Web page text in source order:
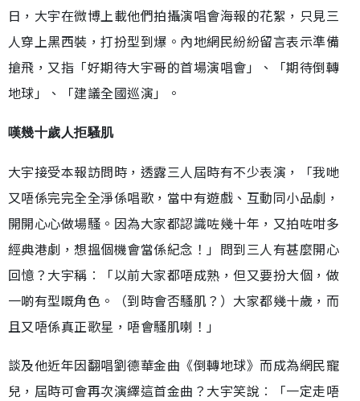
日，大宇在微博上載他們拍攝演唱會海報的花絮，只見三
人穿上黑西裝，打扮型到爆。內地網民紛紛留言表示準備
搶飛，又指「好期待大宇哥的首場演唱會」、「期待倒轉
地球」、「建議全國巡演」。
嘆幾十歲人拒騷肌
大宇接受本報訪問時，透露三人屆時有不少表演，「我哋
又唔係完完全全淨係唱歌，當中有遊戲、互動同小品劇，
開開心心做場騷。因為大家都認識咗幾十年，又拍咗咁多
經典港劇，想搵個機會當係紀念！」問到三人有甚麼開心
回憶？大宇稱︰「以前大家都唔成熟，但又要扮大個，做
一啲有型嘅角色。（到時會否騷肌？）大家都幾十歲，而
且又唔係真正歌星，唔會騷肌喇！」
談及他近年因翻唱劉德華金曲《倒轉地球》而成為網民寵
兒，屆時可會再次演繹這首金曲？大宇笑說︰「一定走唔